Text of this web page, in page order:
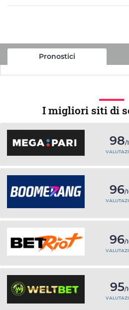
Pronostici
I migliori siti di
98/
96/
96/
95/